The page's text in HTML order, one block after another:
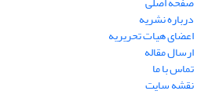
درباره نشریه
اعضای هیات تحریریه
ارسال مقاله
تماس با ما
نقشه سایت